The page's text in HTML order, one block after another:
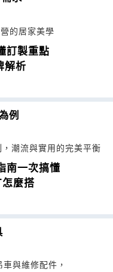
的居家美學
訂製重點
解析
例
潮流與實用的完美平衡
南一次搞懂
麼搭
與維修配件，